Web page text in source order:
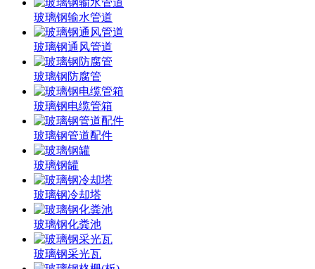
玻璃钢输水管道
玻璃钢通风管道
玻璃钢防腐管
玻璃钢电缆管箱
玻璃钢管道配件
玻璃钢罐
玻璃钢冷却塔
玻璃钢化粪池
玻璃钢采光瓦